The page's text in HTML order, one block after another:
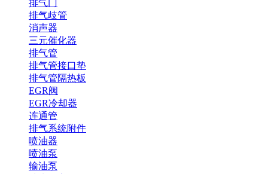
排气门
排气歧管
消声器
三元催化器
排气管
排气管接口垫
排气管隔热板
EGR阀
EGR冷却器
连通管
排气系统附件
喷油器
喷油泵
输油泵